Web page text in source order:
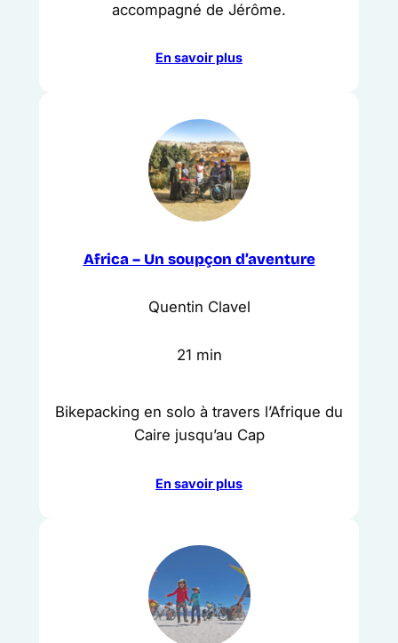
accompagné de Jérôme.
En savoir plus
Africa – Un soupçon d’aventure
Quentin Clavel
21 min
Bikepacking en solo à travers l’Afrique du
Caire jusqu’au Cap
En savoir plus